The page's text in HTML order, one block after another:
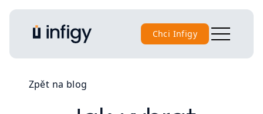
Chci Infigy
Zpět na blog